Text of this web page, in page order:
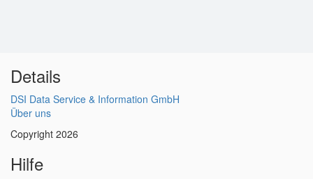
Details
DSI Data Service & Information GmbH
Über uns
Copyright 2026
Hilfe